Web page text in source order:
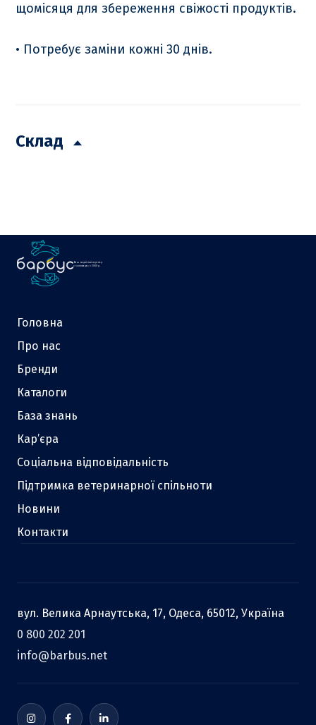
щомісяця для збереження свіжості продуктів.
• Потребує заміни кожні 30 днів.
Склад
Ваш надійний партнер
у зоотоварах з 2000 р.
Головна
Про нас
Бренди
Каталоги
База знань
Кар’єра
Соціальна відповідальність
Підтримка ветеринарної спільноти
Новини
Контакти
вул. Велика Арнаутська, 17, Одеса, 65012, Україна
0 800 202 201
info@barbus.net